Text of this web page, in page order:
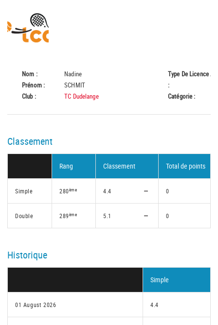
Nom :
Nadine
Prénom :
SCHMIT
Club :
TC Dudelange
Type De Licence
:
A
Catégorie :
Classement
Rang Classement Total de points
Simple 280ème 4.4 0
Double 289ème 5.1 0
Historique
Simple
01 August 2026 4.4